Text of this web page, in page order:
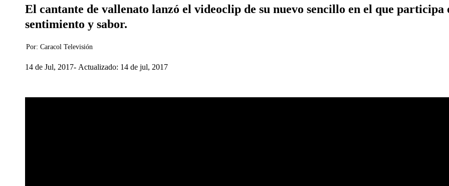
El cantante de vallenato lanzó el videoclip de su nuevo sencillo en el que participa
sentimiento y sabor.
Por: Caracol Televisión
14 de Jul, 2017 Actualizado: 14 de jul, 2017